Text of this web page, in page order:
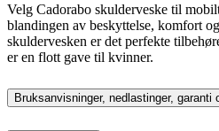
Velg Cadorabo skulderveske til
blandingen av beskyttelse, komfort
skuldervesken er det perfekte
er en flott gave til kvinner.
Bruksanvisninger, nedlastinger, garanti